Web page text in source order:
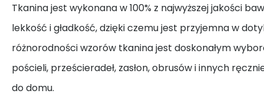
Tkanina jest wykonana w 100% z najwyższej jakości
lekkość i gładkość, dzięki czemu jest przyjemna w
różnorodności wzorów tkanina jest doskonałym
pościeli, prześcieradeł, zasłon, obrusów i innych
do domu.